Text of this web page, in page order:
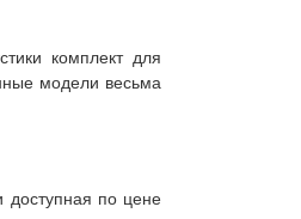
комплект для
модели весьма
доступная по цене